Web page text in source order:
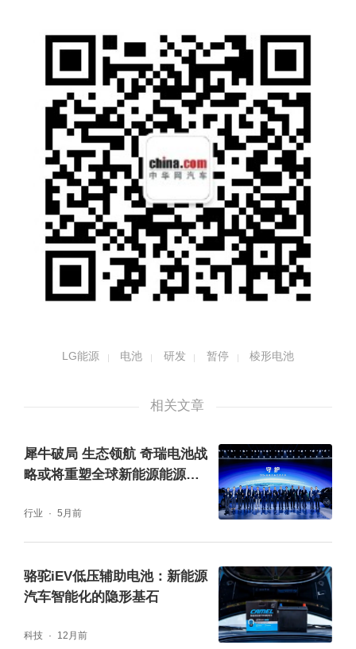
LG能源 电池 研发 暂停 棱形电池
相关文章
犀牛破局 生态领航 奇瑞电池战
略或将重塑全球新能源能源格
行业 5月前
骆驼iEV低压辅助电池：新能源
汽车智能化的隐形基石
科技 12月前